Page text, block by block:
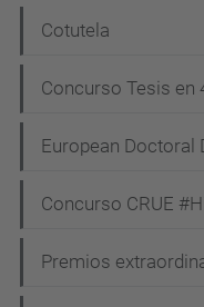
Cotutela
Concurso Tesis en
European Doctoral
Concurso CRUE
Premios